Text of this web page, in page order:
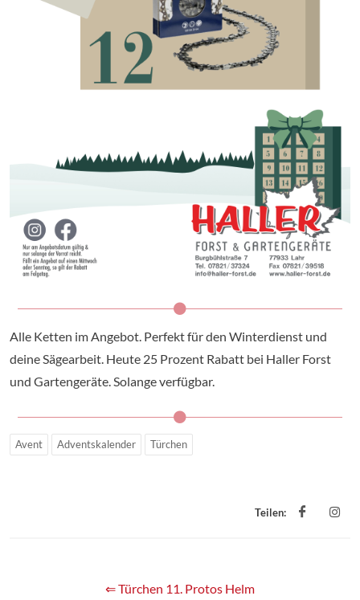
Alle Ketten im Angebot. Perfekt für den Winterdienst und
deine Sägearbeit. Heute 25 Prozent Rabatt bei Haller Forst
und Gartengeräte. Solange verfügbar.
Avent Adventskalender Türchen
Teilen:
⇐ Türchen 11. Protos Helm